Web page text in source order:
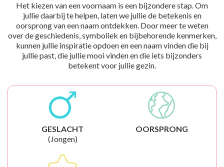
Het kiezen van een voornaam is een bijzondere stap. Om
jullie daarbij te helpen, laten we jullie de betekenis en
oorsprong van een naam ontdekken. Door meer te weten
over de geschiedenis, symboliek en bijbehorende kenmerken,
kunnen jullie inspiratie opdoen en een naam vinden die bij
jullie past, die jullie mooi vinden en die iets bijzonders
betekent voor jullie gezin.
GESLACHT
(Jongen)
OORSPRONG